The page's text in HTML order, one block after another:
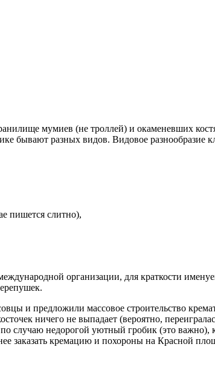
мумиев (не троллей) и окаменевших
бывают разных видов. Видовое разнообразие
пишется слитно),
организации, для краткости
и предложили массовое строительство
ничего не выпадает (вероятно,
случаю недорогой уютный гробик (это
заказать кремацию и похороны на Красной